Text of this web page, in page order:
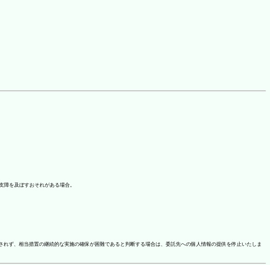
を及ぼすおそれがある場合。
ず、相当措置の継続的な実施の確保が困難であると判断する場合は、委託先への個人情報の提供を停止いたしま